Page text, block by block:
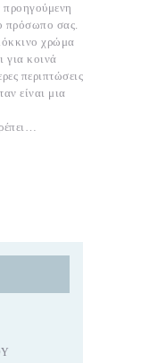
προηγούμενη
πρόσωπο σας.
χρώμα
για κοινά
περιπτώσεις
είναι μια